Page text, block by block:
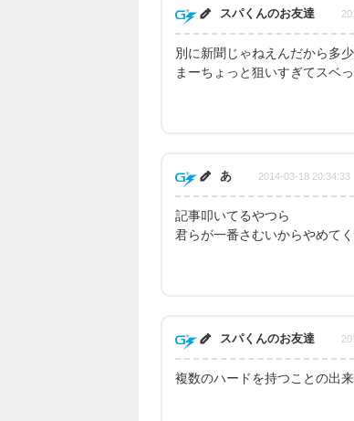
スパくんのお友達
別に新聞じゃねえんだから多
まーちょっと狙いすぎてスベ
あ 2014-03-18 20:34:33
記事叩いてるやつら
君らが一番さむいからやめて
スパくんのお友達
複数のハードを持つことの出